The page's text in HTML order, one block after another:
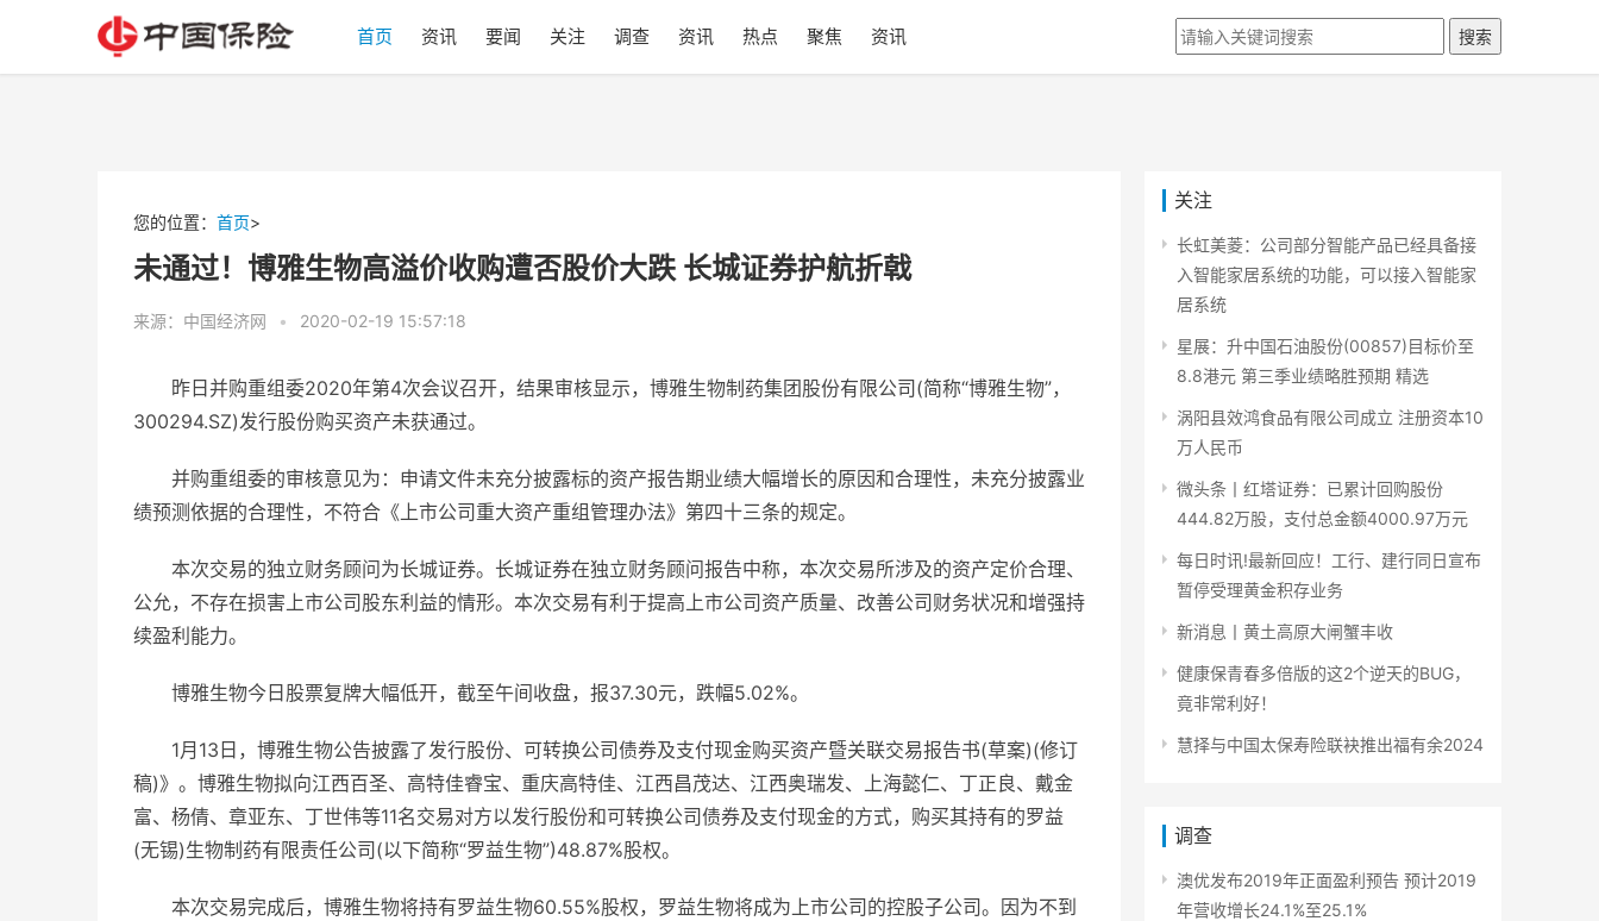
首页 资讯 要闻 关注 调查 资讯 热点 聚焦 资讯 搜索
您的位置： 首页>
未通过！博雅生物高溢价收购遭否股价大跌 长城证券护航折戟
来源：中国经济网 • 2020-02-19 15:57:18
昨日并购重组委2020年第4次会议召开，结果审核显示，博雅生物制药集团股份有限公司(简称“博雅生物”，
300294.SZ)发行股份购买资产未获通过。
并购重组委的审核意见为：申请文件未充分披露标的资产报告期业绩大幅增长的原因和合理性，未充分披露业
绩预测依据的合理性，不符合《上市公司重大资产重组管理办法》第四十三条的规定。
本次交易的独立财务顾问为长城证券。长城证券在独立财务顾问报告中称，本次交易所涉及的资产定价合理、
公允，不存在损害上市公司股东利益的情形。本次交易有利于提高上市公司资产质量、改善公司财务状况和增强持
续盈利能力。
博雅生物今日股票复牌大幅低开，截至午间收盘，报37.30元，跌幅5.02%。
1月13日，博雅生物公告披露了发行股份、可转换公司债券及支付现金购买资产暨关联交易报告书(草案)(修订
稿)》。博雅生物拟向江西百圣、高特佳睿宝、重庆高特佳、江西昌茂达、江西奥瑞发、上海懿仁、丁正良、戴金
富、杨倩、章亚东、丁世伟等11名交易对方以发行股份和可转换公司债券及支付现金的方式，购买其持有的罗益
(无锡)生物制药有限责任公司(以下简称“罗益生物”)48.87%股权。
本次交易完成后，博雅生物将持有罗益生物60.55%股权，罗益生物将成为上市公司的控股子公司。因为不到
关注
长虹美菱：公司部分智能产品已经具备接
入智能家居系统的功能，可以接入智能家
居系统
星展：升中国石油股份(00857)目标价至
8.8港元 第三季业绩略胜预期 精选
涡阳县效鸿食品有限公司成立 注册资本10
万人民币
微头条丨红塔证券：已累计回购股份
444.82万股，支付总金额4000.97万元
每日时讯!最新回应！工行、建行同日宣布
暂停受理黄金积存业务
新消息丨黄土高原大闸蟹丰收
健康保青春多倍版的这2个逆天的BUG，
竟非常利好！
慧择与中国太保寿险联袂推出福有余2024
调查
澳优发布2019年正面盈利预告 预计2019
年营收增长24.1%至25.1%